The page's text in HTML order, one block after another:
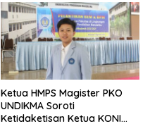
Ketua HMPS Magister PKO
UNDIKMA Soroti
Ketidaketisan Ketua KONI